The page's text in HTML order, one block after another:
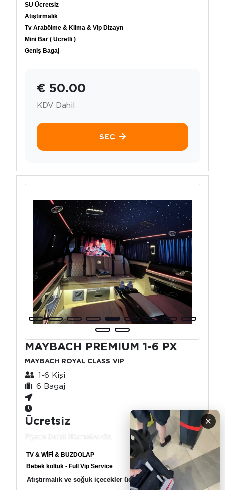
×
SU Ücretsiz
Atıştırmalık
Tv Arabölme & Klima & Vip Dizayn
Mini Bar ( Ücretli )
Geniş Bagaj
€ 50.00
KDV Dahil
SEÇ
MAYBACH PREMIUM 1-6 PX
MAYBACH ROYAL CLASS VIP
1-6 Kişi
6 Bagaj
Ücretsiz
Fiyata Dahil Hizmetlerdir.
TV & WİFİ & BUZDOLAP
Bebek koltuk - Full Vip Service
Atıştırmalık ve soğuk içecekler ücretsiz